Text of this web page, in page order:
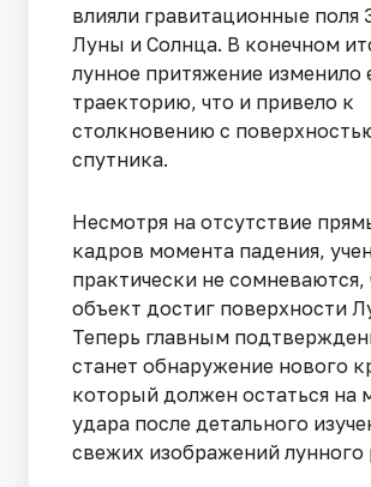
влияли гравитационные поля
Луны и Солнца. В конечном
лунное притяжение изменило
траекторию, что и привело к
столкновению с
спутника.
Несмотря на отсутствие
кадров момента падения,
практически не сомневаются,
объект достиг поверхности
Теперь главным
станет обнаружение нового
который должен остаться на
удара после детального
свежих изображений лунного